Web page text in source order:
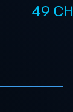
49